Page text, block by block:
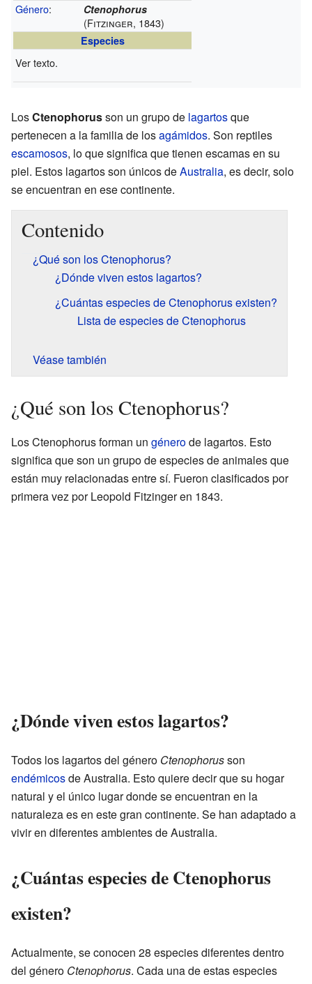
Género: Ctenophorus
(Fitzinger, 1843)
Especies
Ver texto.
LosCtenophorusson un grupo de lagartosque
pertenecen a la familia de losagámidos. Son reptiles
escamosos, lo que significa que tienen escamas en su
piel. Estos lagartos son únicos deAustralia, es decir, solo
se encuentran en ese continente.
Contenido
¿Qué son los Ctenophorus?
¿Dónde viven estos lagartos?
¿Cuántas especies de Ctenophorus existen?
Lista de especies de Ctenophorus
Véase también
¿Qué son los Ctenophorus?
Los Ctenophorus forman un génerode lagartos. Esto
significa que son un grupo de especies de animales que
están muy relacionadas entre sí. Fueron clasificados por
primera vez por Leopold Fitzinger en 1843.
¿Dónde viven estos lagartos?
Todos los lagartos del género Ctenophorusson
endémicosde Australia. Esto quiere decir que su hogar
natural y el único lugar donde se encuentran en la
naturaleza es en este gran continente. Se han adaptado a
vivir en diferentes ambientes de Australia.
¿Cuántas especies de Ctenophorus
existen?
Actualmente, se conocen 28 especies diferentes dentro
del género Ctenophorus. Cada una de estas especies